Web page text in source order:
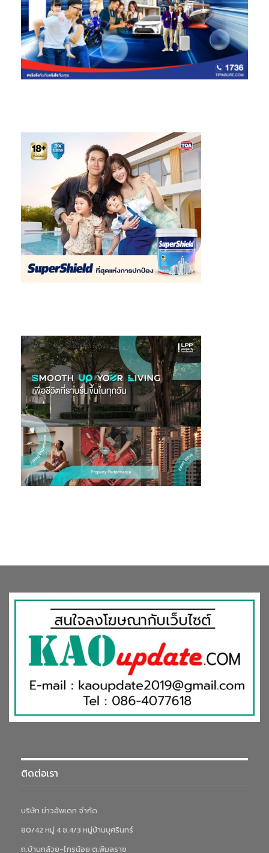
ติดต่อเรา
บริษัท ข่าวอัพเดท จำกัด
80/42 หมู่ 4 ซ.4/3 หมู่บ้านบุศรินทร์
ถ.บ้านกล้วย-ไทรน้อย ต.พิมลราช